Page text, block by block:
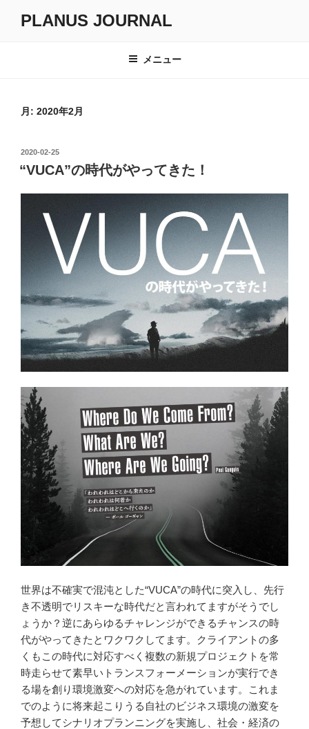
PLANUS JOURNAL
メニュー
月: 2020年2月
投
稿
日:
2020-02-25
“VUCA”の時代がやってきた！
世界は不確実で混沌とした“VUCA”の時代に突入し、先行
き不透明でリスキーな時代だと言われてますがそうでし
ょうか？逆にあらゆるチャレンジができるチャンスの時
代がやってきたとワクワクしてます。クライアントの多
くもこの時代に対応すべく複数の新規プロジェクトを常
時走らせて素早いトランスフォーメーションが実行でき
る場を創り環境激変への対応を急がれています。これま
でのように将来起こりうる自社のビジネス環境の激変を
予想してシナリオプランニングを実施し、社会・経済の